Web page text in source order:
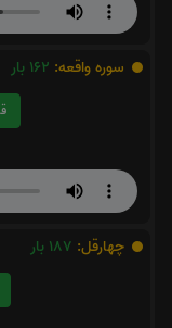
سوره واقعه: 162 بار
چهارقل: 187 بار